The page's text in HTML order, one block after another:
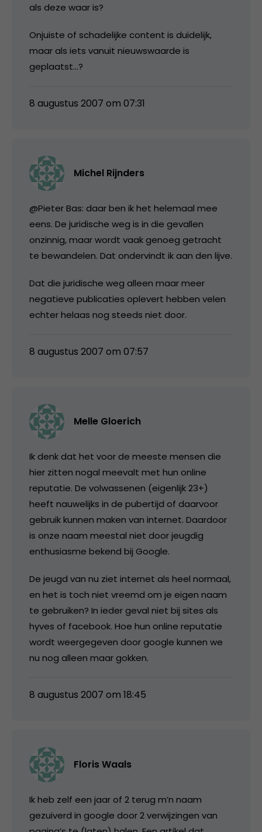
als deze waar is?
Onjuiste of schadelijke content is duidelijk,
maar als iets vanuit nieuwswaarde is
geplaatst…?
8 augustus 2007 om 07:31
Michel Rijnders
@Pieter Bas: daar ben ik het helemaal mee
eens. De juridische weg is in die gevallen
onzinnig, maar wordt vaak genoeg getracht
te bewandelen. Dat ondervindt ik aan den lijve.
Dat die juridische weg alleen maar meer
negatieve publicaties oplevert hebben velen
echter helaas nog steeds niet door.
8 augustus 2007 om 07:57
Melle Gloerich
Ik denk dat het voor de meeste mensen die
hier zitten nogal meevalt met hun online
reputatie. De volwassenen (eigenlijk 23+)
heeft nauwelijks in de pubertijd of daarvoor
gebruik kunnen maken van internet. Daardoor
is onze naam meestal niet door jeugdig
enthusiasme bekend bij Google.
De jeugd van nu ziet internet als heel normaal,
en het is toch niet vreemd om je eigen naam
te gebruiken? In ieder geval niet bij sites als
hyves of facebook. Hoe hun online reputatie
wordt weergegeven door google kunnen we
nu nog alleen maar gokken.
8 augustus 2007 om 18:45
Floris Waals
Ik heb zelf een jaar of 2 terug m’n naam
gezuiverd in google door 2 verwijzingen van